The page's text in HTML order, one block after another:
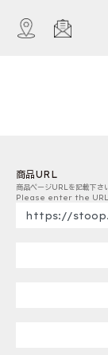
商品URL
商品ページURLを記載下さ
Please enter the